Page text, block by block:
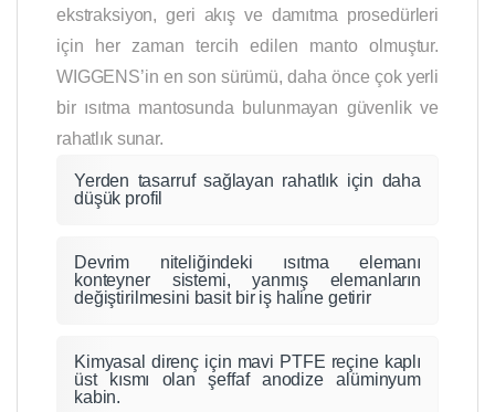
ekstraksiyon, geri akış ve damıtma prosedürleri
için her zaman tercih edilen manto olmuştur.
WIGGENS’in en son sürümü, daha önce çok yerli
bir ısıtma mantosunda bulunmayan güvenlik ve
rahatlık sunar.
Yerden tasarruf sağlayan rahatlık için daha
düşük profil
Devrim niteliğindeki ısıtma elemanı
konteyner sistemi, yanmış elemanların
değiştirilmesini basit bir iş haline getirir
Kimyasal direnç için mavi PTFE reçine kaplı
üst kısmı olan şeffaf anodize alüminyum
kabin.